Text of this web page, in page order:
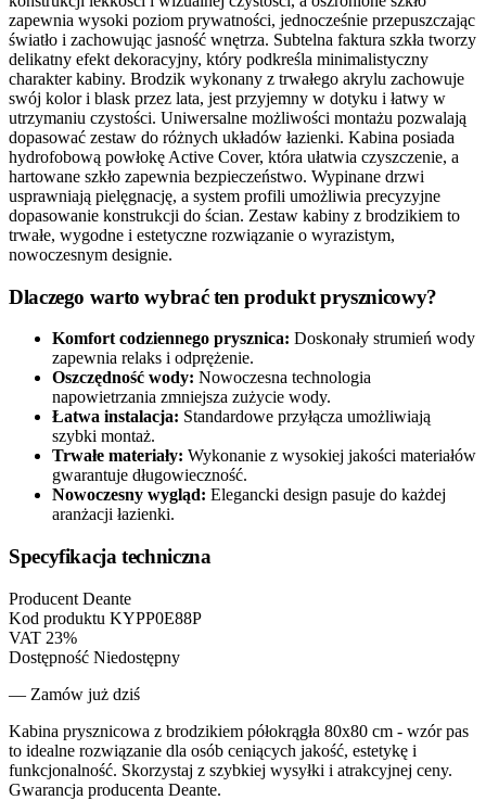
zapewnia wysoki poziom prywatności, jednocześnie przepuszczając
światło i zachowując jasność wnętrza. Subtelna faktura szkła tworzy
delikatny efekt dekoracyjny, który podkreśla minimalistyczny
charakter kabiny. Brodzik wykonany z trwałego akrylu zachowuje
swój kolor i blask przez lata, jest przyjemny w dotyku i łatwy w
utrzymaniu czystości. Uniwersalne możliwości montażu pozwalają
dopasować zestaw do różnych układów łazienki. Kabina posiada
hydrofobową powłokę Active Cover, która ułatwia czyszczenie, a
hartowane szkło zapewnia bezpieczeństwo. Wypinane drzwi
usprawniają pielęgnację, a system profili umożliwia precyzyjne
dopasowanie konstrukcji do ścian. Zestaw kabiny z brodzikiem to
trwałe, wygodne i estetyczne rozwiązanie o wyrazistym,
nowoczesnym designie.
Dlaczego warto wybrać ten produkt prysznicowy?
Komfort codziennego prysznica: Doskonały strumień wody
zapewnia relaks i odprężenie.
Oszczędność wody: Nowoczesna technologia
napowietrzania zmniejsza zużycie wody.
Łatwa instalacja: Standardowe przyłącza umożliwiają
szybki montaż.
Trwałe materiały: Wykonanie z wysokiej jakości materiałów
gwarantuje długowieczność.
Nowoczesny wygląd: Elegancki design pasuje do każdej
aranżacji łazienki.
Specyfikacja techniczna
Producent Deante
Kod produktu KYPP0E88P
VAT 23%
Dostępność Niedostępny
— Zamów już dziś
Kabina prysznicowa z brodzikiem półokrągła 80x80 cm - wzór pas
to idealne rozwiązanie dla osób ceniących jakość, estetykę i
funkcjonalność. Skorzystaj z szybkiej wysyłki i atrakcyjnej ceny.
Gwarancja producenta Deante.